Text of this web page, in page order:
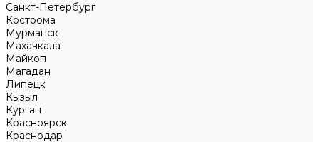
Санкт-Петербург
Кострома
Мурманск
Махачкала
Майкоп
Магадан
Липецк
Кызыл
Курган
Красноярск
Краснодар